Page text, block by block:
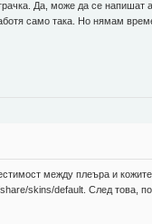
Да, може да се напишат
само така. Но нямам
между плеъра и
skins/default. След това,